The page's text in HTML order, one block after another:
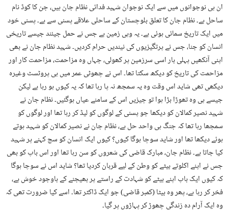
ان ہی نوجوانوں میں سے ایک نوجوان شہید فدائی نظام جان ہیں، جن کا کوڈ نام
ساحل ہے۔ نظام جان کا تعلق بلوچستان کے ساحلی علاقے پسنی سے ہے۔ پسنی خود
میں ایک تاریخ سمائی ہوئی ہے۔ یہ وہی زمین ہے جس نے حمل جیئند جیسے تاریخی
انسان کو جنا، جس نے پرتگیزیوں کی نیندیں حرام کردیں۔ شہید نظام جان نے بھی
اپنی آنکھیں پہلی بار اسی سرزمین پر کھولی، جہاں وہ مزاحمت، مزاحمت کار اور
مزاحمت کی تاریخ کو دیکھ سکتا تھا۔ اس نے چھوٹی عمر میں ہی پروٹسٹ وغیرہ
دیکھی تھی شاید اس وقت وہ یہ سمجھ نہ پا رہا تھا کہ یہ کیوں ہو رہا ہے لیکن
جیسے ہی وہ تھوڑا بڑا ہوا تو چیزیں اس کے سامنے عیاں ہوگئیں۔ نظام جان نے
شہید نصیر کمالان کو دیکھا جو پسنی کے لوگوں کو لیڈ کر رہا تھا اور لوگوں کو
سمجھا رہا تھا کہ جنگ ہی واحد حل ہے، نظام جان نے نصیر کمالان کو شہید ہوتے
ہوئے دیکھا تھا اور شاید سوچا ہوگا کیوں؟ کیوں ایک انسان کو سچ کہنے پر شہید
کیا جاتا ہے۔ نظام جان، مبارک قاضی کی شعروں کو سن رہا تھا اور اس باپ کو بھی
جس نے اپنے اکلوتے بیٹے کو وطن کے لیے قربان کردیا تھا؟ شاید اس نے سوچا ہوگا
کہ کیوں ایک باپ اپنے بیٹے کو شہادت کے راستے پر بھیجنے کے باوجود خوش ہے،
فخر کر رہا ہے، پھر وہ بیٹا (کمبر قاضی) جو ایک ڈاکٹر تھا۔ اسے کیا ضرورت تھی کہ
وہ ایک آرام دہ زندگی چھوڑ کر پہاڑوں پر گیا۔